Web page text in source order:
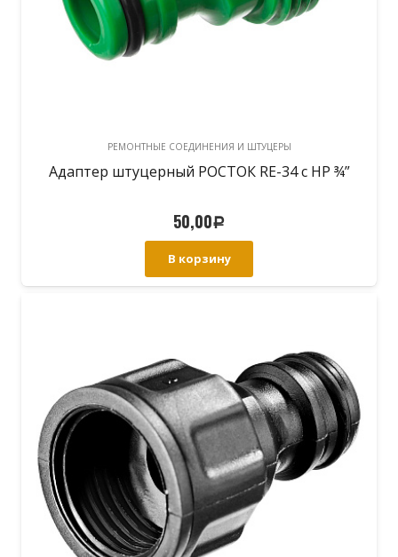
РЕМОНТНЫЕ СОЕДИНЕНИЯ И ШТУЦЕРЫ
Адаптер штуцерный РОСТОК RE-34 с НР ¾”
50,00Р
В корзину